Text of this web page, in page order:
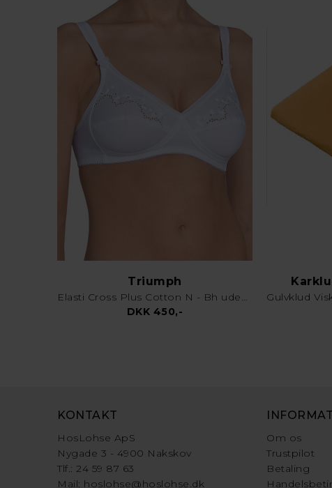
Triumph
Elasti Cross Plus Cotton N - Bh uden bøjle - Hvid
DKK 450,-
KONTAKT
HosLohse ApS
Nygade 3 - 4900 Nakskov
Tlf.: 24 59 87 63
Mail: hoslohse@hoslohse.dk
Om os
Trustpilot
Betaling